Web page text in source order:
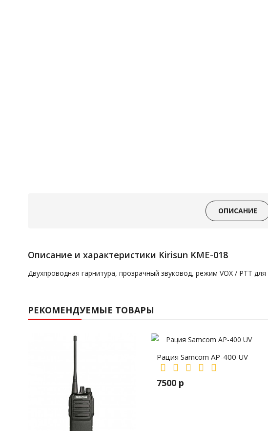
ОПИСАНИЕ
Описание и характеристики Kirisun KME-018
Двухпроводная гарнитура, прозрачный звуковод, режим VOX / PTT для
РЕКОМЕНДУЕМЫЕ ТОВАРЫ
Рация Samcom AP-400 UV
7500 р